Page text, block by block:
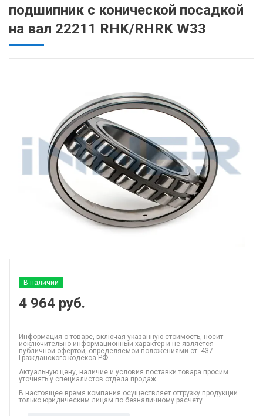
подшипник с конической посадкой
на вал 22211 RHK/RHRK W33
В наличии
4 964 руб.
Информация о товаре, включая указанную стоимость, носит
исключительно информационный характер и не является
публичной офертой, определяемой положениями ст. 437
Гражданского кодекса РФ.
Актуальную цену, наличие и условия поставки товара просим
уточнять у специалистов отдела продаж.
В настоящее время компания осуществляет отгрузку продукции
только юридическим лицам по безналичному расчету.